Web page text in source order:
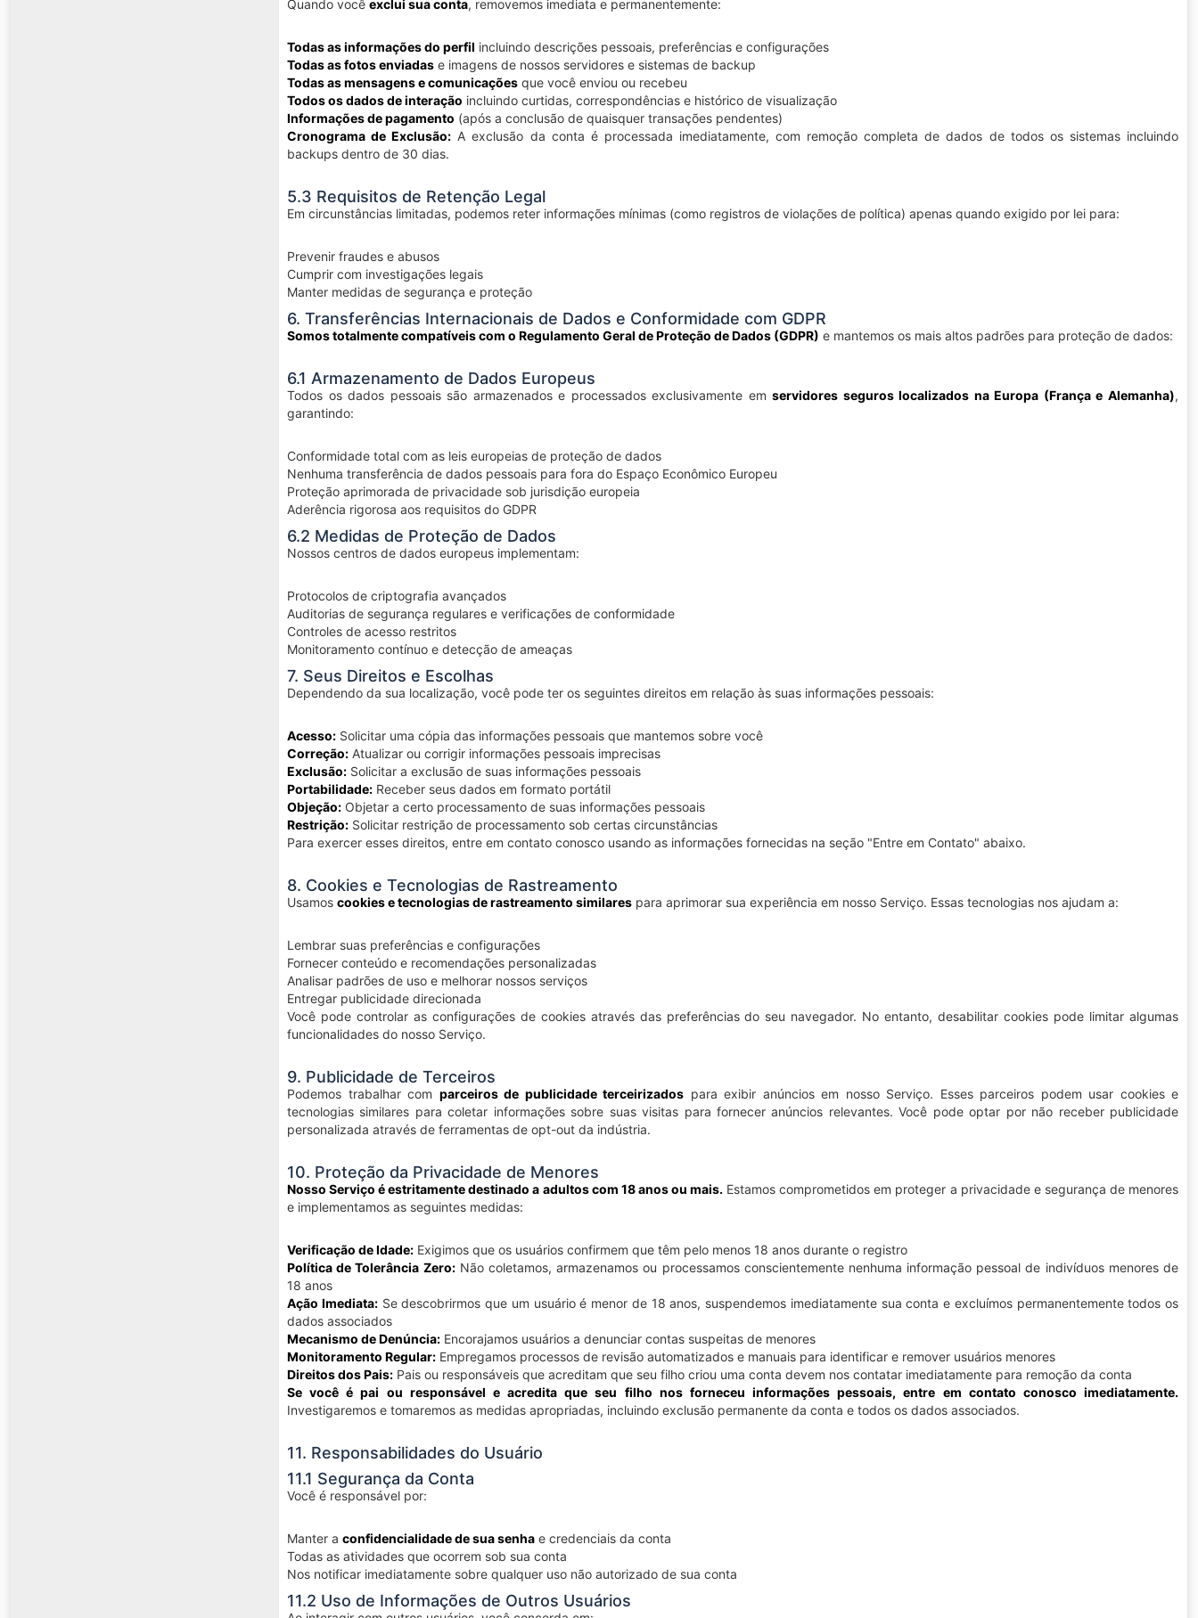
Quando você exclui sua conta, removemos imediata e permanentemente:
Todas as informações do perfil incluindo descrições pessoais, preferências e configurações
Todas as fotos enviadas e imagens de nossos servidores e sistemas de backup
Todas as mensagens e comunicações que você enviou ou recebeu
Todos os dados de interação incluindo curtidas, correspondências e histórico de visualização
Informações de pagamento (após a conclusão de quaisquer transações pendentes)
Cronograma de Exclusão: A exclusão da conta é processada imediatamente, com remoção completa de dados de todos os sistemas incluindo
backups dentro de 30 dias.
5.3 Requisitos de Retenção Legal
Em circunstâncias limitadas, podemos reter informações mínimas (como registros de violações de política) apenas quando exigido por lei para:
Prevenir fraudes e abusos
Cumprir com investigações legais
Manter medidas de segurança e proteção
6. Transferências Internacionais de Dados e Conformidade com GDPR
Somos totalmente compatíveis com o Regulamento Geral de Proteção de Dados (GDPR) e mantemos os mais altos padrões para proteção de dados:
6.1 Armazenamento de Dados Europeus
Todos os dados pessoais são armazenados e processados exclusivamente emservidores seguros localizados na Europa (França e Alemanha),
garantindo:
Conformidade total com as leis europeias de proteção de dados
Nenhuma transferência de dados pessoais para fora do Espaço Econômico Europeu
Proteção aprimorada de privacidade sob jurisdição europeia
Aderência rigorosa aos requisitos do GDPR
6.2 Medidas de Proteção de Dados
Nossos centros de dados europeus implementam:
Protocolos de criptografia avançados
Auditorias de segurança regulares e verificações de conformidade
Controles de acesso restritos
Monitoramento contínuo e detecção de ameaças
7. Seus Direitos e Escolhas
Dependendo da sua localização, você pode ter os seguintes direitos em relação às suas informações pessoais:
Acesso: Solicitar uma cópia das informações pessoais que mantemos sobre você
Correção: Atualizar ou corrigir informações pessoais imprecisas
Exclusão: Solicitar a exclusão de suas informações pessoais
Portabilidade: Receber seus dados em formato portátil
Objeção: Objetar a certo processamento de suas informações pessoais
Restrição: Solicitar restrição de processamento sob certas circunstâncias
Para exercer esses direitos, entre em contato conosco usando as informações fornecidas na seção "Entre em Contato" abaixo.
8. Cookies e Tecnologias de Rastreamento
Usamos cookies e tecnologias de rastreamento similares para aprimorar sua experiência em nosso Serviço. Essas tecnologias nos ajudam a:
Lembrar suas preferências e configurações
Fornecer conteúdo e recomendações personalizadas
Analisar padrões de uso e melhorar nossos serviços
Entregar publicidade direcionada
Você pode controlar as configurações de cookies através das preferências do seu navegador. No entanto, desabilitar cookies pode limitar algumas
funcionalidades do nosso Serviço.
9. Publicidade de Terceiros
Podemos trabalhar com parceiros de publicidade terceirizados para exibir anúncios em nosso Serviço. Esses parceiros podem usar cookies e
tecnologias similares para coletar informações sobre suas visitas para fornecer anúncios relevantes. Você pode optar por não receber publicidade
personalizada através de ferramentas de opt-out da indústria.
10. Proteção da Privacidade de Menores
Nosso Serviço é estritamente destinado a adultos com 18 anos ou mais. Estamos comprometidos em proteger a privacidade e segurança de menores
e implementamos as seguintes medidas:
Verificação de Idade: Exigimos que os usuários confirmem que têm pelo menos 18 anos durante o registro
Política de Tolerância Zero:Não coletamos, armazenamos ou processamos conscientemente nenhuma informação pessoal de indivíduos menores de
18 anos
Ação Imediata:Se descobrirmos que um usuário é menor de 18 anos, suspendemos imediatamente sua conta e excluímos permanentemente todos os
dados associados
Mecanismo de Denúncia: Encorajamos usuários a denunciar contas suspeitas de menores
Monitoramento Regular: Empregamos processos de revisão automatizados e manuais para identificar e remover usuários menores
Direitos dos Pais: Pais ou responsáveis que acreditam que seu filho criou uma conta devem nos contatar imediatamente para remoção da conta
Se você é pai ou responsável e acredita que seu filho nos forneceu informações pessoais, entre em contato conosco imediatamente.
Investigaremos e tomaremos as medidas apropriadas, incluindo exclusão permanente da conta e todos os dados associados.
11. Responsabilidades do Usuário
11.1 Segurança da Conta
Você é responsável por:
Manter a confidencialidade de sua senha e credenciais da conta
Todas as atividades que ocorrem sob sua conta
Nos notificar imediatamente sobre qualquer uso não autorizado de sua conta
11.2 Uso de Informações de Outros Usuários